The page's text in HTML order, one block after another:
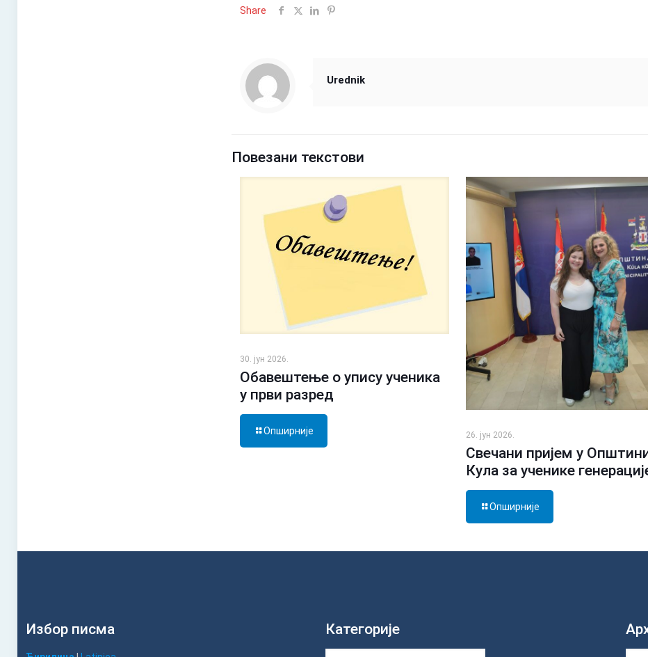
Share
Urednik
Повезани текстови
30. јун 2026.
Обавештење о упису ученика
у први разред
Опширније 26. јун 2026.
Свечани пријем у
Кула за ученике
Опширније
Избор писма Категорије